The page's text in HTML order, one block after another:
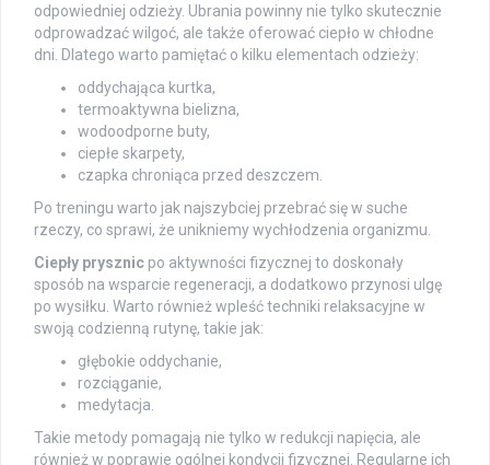
odpowiedniej odzieży. Ubrania powinny nie tylko skutecznie
odprowadzać wilgoć, ale także oferować ciepło w chłodne
dni. Dlatego warto pamiętać o kilku elementach odzieży:
oddychająca kurtka,
termoaktywna bielizna,
wodoodporne buty,
ciepłe skarpety,
czapka chroniąca przed deszczem.
Po treningu warto jak najszybciej przebrać się w suche
rzeczy, co sprawi, że unikniemy wychłodzenia organizmu.
Ciepły prysznic po aktywności fizycznej to doskonały
sposób na wsparcie regeneracji, a dodatkowo przynosi ulgę
po wysiłku. Warto również wpleść techniki relaksacyjne w
swoją codzienną rutynę, takie jak:
głębokie oddychanie,
rozciąganie,
medytacja.
Takie metody pomagają nie tylko w redukcji napięcia, ale
również w poprawie ogólnej kondycji fizycznej. Regularne ich